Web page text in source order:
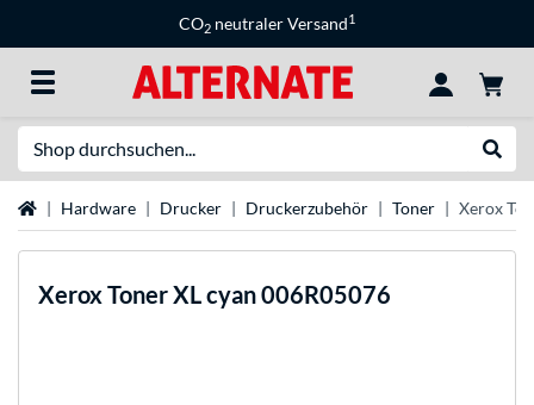
CO2 neutraler Versand1
StartseiteHardware Drucker Druckerzubehör Toner Xerox
XeroxToner XL cyan 006R05076